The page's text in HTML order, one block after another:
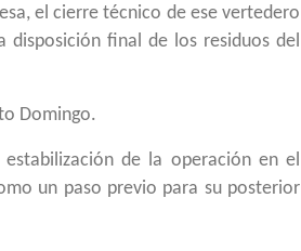
el cierre técnico de ese vertedero
final de los residuos del
Domingo.
de la operación en el
un paso previo para su posterior